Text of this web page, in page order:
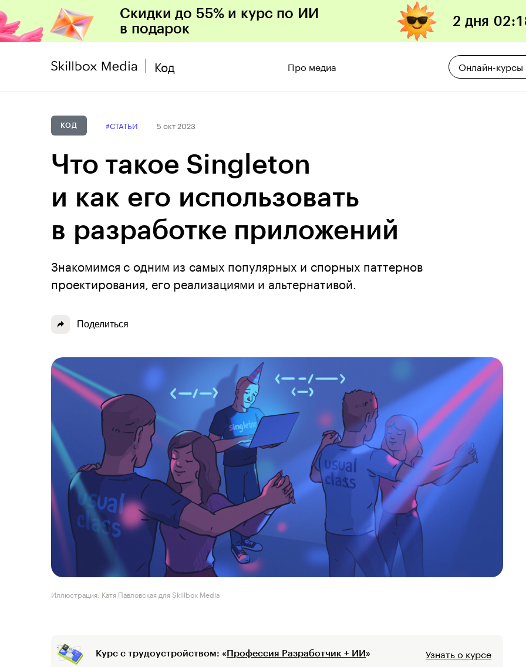
Скидки до 55% и курс по ИИ
в подарок
2 дня 02:
Код Про медиа Онлайн-курсы
КОД #СТАТЬИ 5 окт 2023
Что такое Singleton
и как его использовать
в разработке приложений
Знакомимся с одним из самых популярных и спорных паттернов
проектирования, его реализациями и альтернативой.
Поделиться
Иллюстрация: Катя Павловская для Skillbox Media
Курс с трудоустройством: « Профессия Разработчик + ИИ » Узнать о курсе